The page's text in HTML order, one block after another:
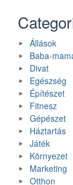
Állások
Baba-
Divat
Egészség
Építészet
Fitnesz
Gépészet
Háztartás
Játék
Környezet
Marketing
Otthon